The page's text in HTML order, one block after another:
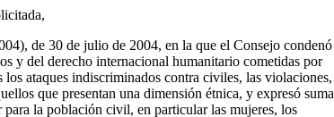
de 30 de julio de 2004, en la que el Consejo condenó
y del derecho internacional humanitario cometidas por
ataques indiscriminados contra civiles, las violaciones,
que presentan una dimensión étnica, y expresó suma
la población civil, en particular las mujeres, los